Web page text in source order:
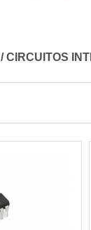
/CIRCUITOS